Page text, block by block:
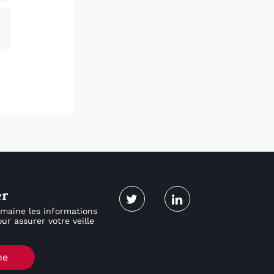
les informations
assurer votre veille